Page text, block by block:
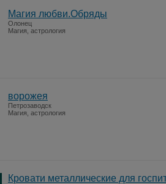
Магия любви.Обряды
Олонец
Магия, астрология
ворожея
Петрозаводск
Магия, астрология
Кровати металлические для